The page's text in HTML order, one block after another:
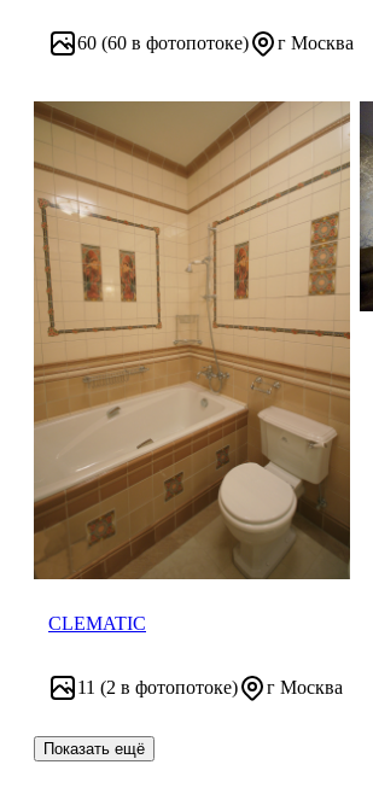
60 (60 в фотопотоке) г Москва
СLEMATIC
11 (2 в фотопотоке) г Москва
Показать ещё